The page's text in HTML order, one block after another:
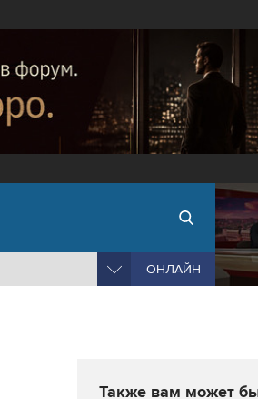
ОНЛАЙН
Также вам может